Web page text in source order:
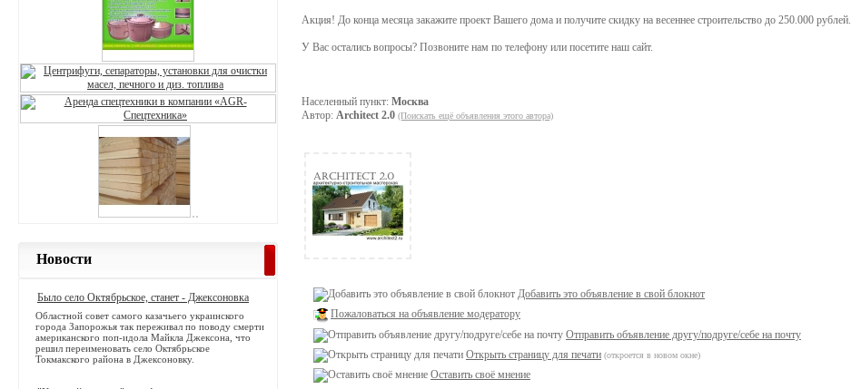
Акция! До конца месяца закажите проект Вашего дома и получите скидку на весеннее строительство до 250.000 рублей.
У Вас остались вопросы? Позвоните нам по телефону или посетите наш сайт.
Населенный пункт: Москва
Автор: Architect 2.0 (Поискать ещё объявления этого автора)
Добавить это объявление в свой блокнот
Пожаловаться на объявление модератору
Отправить объявление другу/подруге/себе на почту
Открыть страницу для печати (откроется в новом окне)
Оставить своё мнение
Новости
Было село Октябрьское, станет - Джексоновка
Областной совет самого казачьего украинского
города Запорожья так переживал по поводу смерти
американского поп-идола Майкла Джексона, что
решил переименовать село Октябрьское
Токмакского района в Джексоновку.